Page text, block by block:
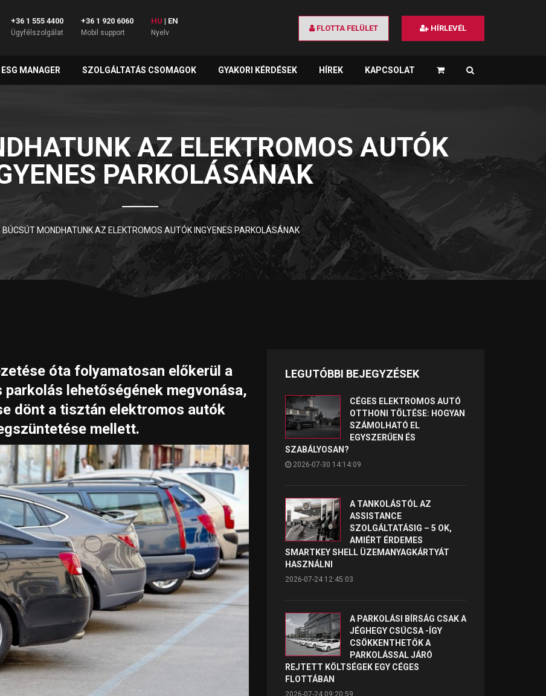
+36 1 555 4400
Ügyfélszolgálat
+36 1 920 6060
Mobil support
HU | EN
Nyelv FLOTTA FELÜLET HÍRLEVÉL
ESG MANAGER SZOLGÁLTATÁS CSOMAGOK GYAKORI KÉRDÉSEK HÍREK KAPCSOLAT
×
AZ ELEKTROMOS AUTÓK
PARKOLÁSÁNAK
BÚCSÚT MONDHATUNK AZ ELEKTROMOS AUTÓK INGYENES PARKOLÁSÁNAK
óta folyamatosan előkerül a
lehetőségének megvonása,
dönt a tisztán elektromos autók
mellett.
LEGUTÓBBI BEJEGYZÉSEK
CÉGES ELEKTROMOS AUTÓ
OTTHONI TÖLTÉSE: HOGYAN
SZÁMOLHATÓ EL
EGYSZERŰEN ÉS
SZABÁLYOSAN?
2026-07-30 14:14:09
A TANKOLÁSTÓL AZ
ASSISTANCE
SZOLGÁLTATÁSIG – 5 OK,
AMIÉRT ÉRDEMES
SMARTKEY SHELL ÜZEMANYAGKÁRTYÁT
HASZNÁLNI
2026-07-24 12:45:03
A PARKOLÁSI BÍRSÁG CSAK A
JÉGHEGY CSÚCSA -ÍGY
CSÖKKENTHETŐK A
PARKOLÁSSAL JÁRÓ
REJTETT KÖLTSÉGEK EGY CÉGES
FLOTTÁBAN
2026-07-24 09:20:59